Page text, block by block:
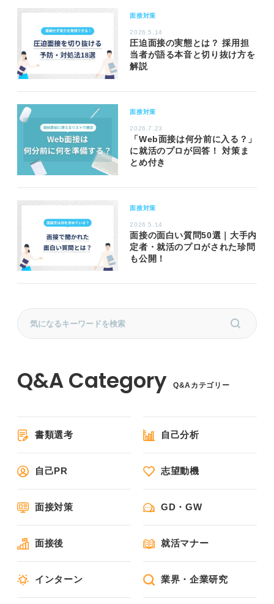
面接対策
2026.5.14
圧迫面接の実態とは？ 採用担
当者が語る本音と切り抜け方を
解説
面接対策
2026.7.23
「Web面接は何分前に入る？」
に就活のプロが回答！ 対策ま
とめ付き
面接対策
2026.5.14
面接の面白い質問50選｜大手内
定者・就活のプロがされた珍問
も公開！
Q&Aカテゴリー
書類選考 自己分析
自己PR 志望動機
面接対策 GD・GW
面接後 就活マナー
インターン 業界・企業研究